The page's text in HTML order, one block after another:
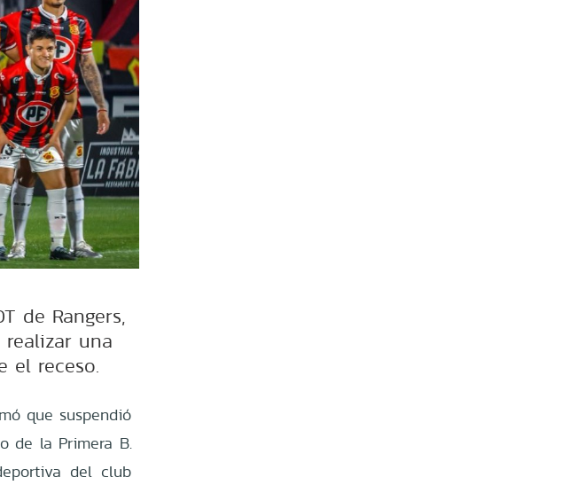
de Rangers,
una
el receso.
que suspendió
de la Primera B.
del club